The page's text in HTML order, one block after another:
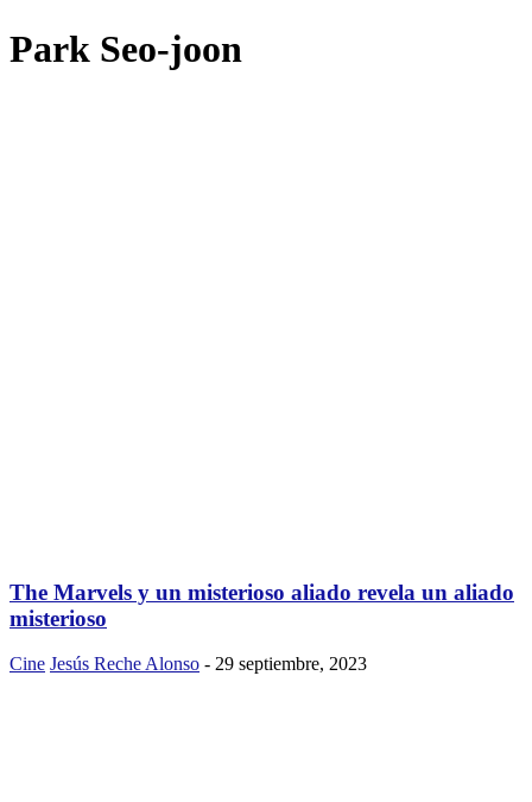
Park Seo-joon
The Marvels y un misterioso aliado revela un aliado
misterioso
Cine Jesús Reche Alonso - 29 septiembre, 2023